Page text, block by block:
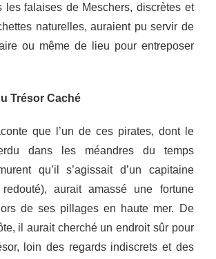
les falaises de Meschers, discrètes et
naturelles, auraient pu servir de
ou même de lieu pour entreposer
Trésor Caché
que l’un de ces pirates, dont le
dans les méandres du temps
qu’il s’agissait d’un capitaine
aurait amassé une fortune
de ses pillages en haute mer. De
il aurait cherché un endroit sûr pour
loin des regards indiscrets et des